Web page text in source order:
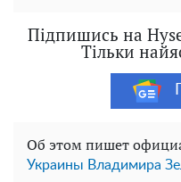
Підпишись на
Тільки
Об этом пишет
Украины Владимира